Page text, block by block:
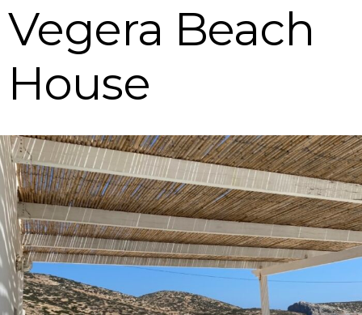
Vegera Beach
House